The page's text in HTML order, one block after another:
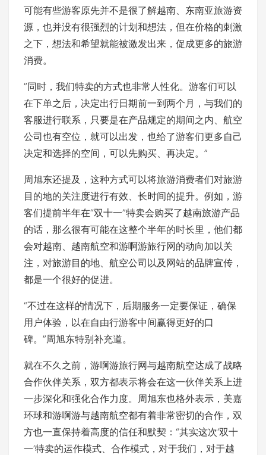
可能有些游客原先并不是很了解越南、东南亚旅游资
源，也并没有很强烈的计划和想法，但在价格的刺激
之下，想法和希望就能被激发出来，促成更多的旅游
消费。
”同时，我们特卖的方式也非常人性化。游客们可以
在下单之后，决定出行日期前一到两个月，与我们的
客服进行联系，只要是在产品规定的期间之内、航空
公司也有空位，就可以出发，也给了游客们更多自己
决定和选择的空间，可以先购买、再决定。”
周旭东还提及，这种方式可以将旅游消费者们对旅游
目的地的关注度进行有效、长时间的提升。例如，游
客们提前半年在“双十一”特卖会购买了越南旅游产品
的话，那么很有可能在这整个半年的时长里，他们都
会对越南、越南航空和游啊游旅行网的动向加以关
注，对旅游目的地、航空公司以及网站的品牌宣传，
都是一个很好的促进。
“不过在这样的情况下，后期服务一定要保证，确保
用户体验，以在自由行游客中间赢得更好的口
碑。”周旭东特别补充道。
就在不久之前，游啊游旅行网与越南航空达成了战略
合作伙伴关系，双方都表示将会在这一伙伴关系上进
一步深化和强化合作力度。周旭东也格外表示，美嘉
环球和游啊游与越南航空都有着非常密切的合作，双
方也一直保持着高度的信任和默契：“其实这次‘双十
一’特卖的运作模式、合作模式，对于我们，对于越